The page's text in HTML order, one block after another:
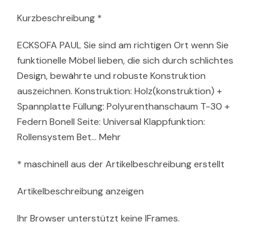
Kurzbeschreibung *
ECKSOFA PAUL Sie sind am richtigen Ort wenn Sie
funktionelle Möbel lieben, die sich durch schlichtes
Design, bewährte und robuste Konstruktion
auszeichnen. Konstruktion: Holz(konstruktion) +
Spannplatte Füllung: Polyurenthanschaum T-30 +
Federn Bonell Seite: Universal Klappfunktion:
Rollensystem Bet… Mehr
* maschinell aus der Artikelbeschreibung erstellt
Artikelbeschreibung anzeigen
Ihr Browser unterstützt keine IFrames.